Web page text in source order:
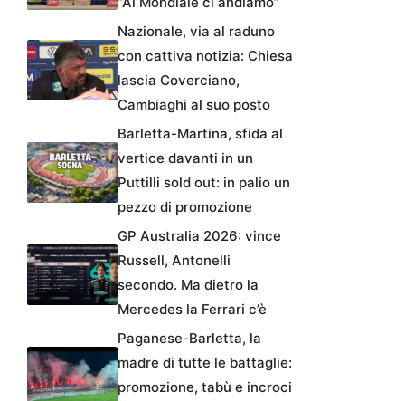
Nazionale, via al raduno
con cattiva notizia: Chiesa
lascia Coverciano,
Cambiaghi al suo posto
Barletta-Martina, sfida al
vertice davanti in un
Puttilli sold out: in palio un
pezzo di promozione
GP Australia 2026: vince
Russell, Antonelli
secondo. Ma dietro la
Mercedes la Ferrari c’è
Paganese-Barletta, la
madre di tutte le battaglie:
promozione, tabù e incroci